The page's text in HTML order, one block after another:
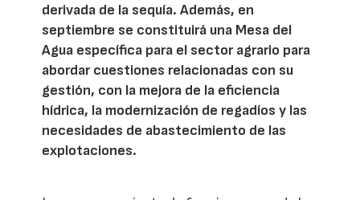
derivada de la sequía. Además, en
septiembre se constituirá una Mesa del
Agua específica para el sector agrario para
abordar cuestiones relacionadas con su
gestión, con la mejora de la eficiencia
hídrica, la modernización de regadíos y las
necesidades de abastecimiento de las
explotaciones.